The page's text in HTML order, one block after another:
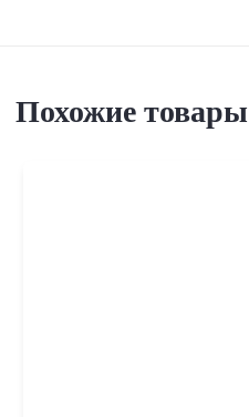
Похожие товары